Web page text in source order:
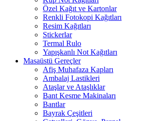
Özel Kağıt ve Kartonlar
Renkli Fotokopi Kağıtları
Resim Kağıtları
Stickerlar
Termal Rulo
Yapışkanlı Not Kağıtları
Masaüstü Gereçler
Afiş Muhafaza Kapları
Ambalaj Lastikleri
Ataşlar ve Ataşlıklar
Bant Kesme Makinaları
Bantlar
Bayrak Çeşitleri